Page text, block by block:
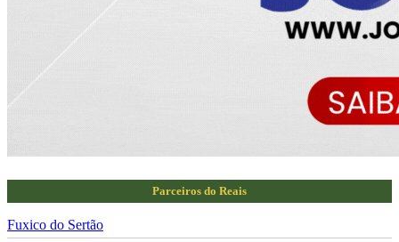
Parceiros do Reais
Fuxico do Sertão